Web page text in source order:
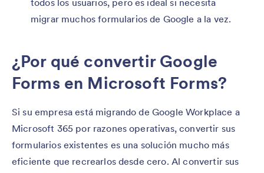
todos los usuarios, pero es ideal si necesita
migrar muchos formularios de Google a la vez.
¿Por qué convertir Google
Forms en Microsoft Forms?
Si su empresa está migrando de Google Workplace a
Microsoft 365 por razones operativas, convertir sus
formularios existentes es una solución mucho más
eficiente que recrearlos desde cero. Al convertir sus